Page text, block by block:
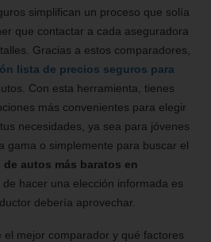
simplifican un proceso que solía
que contactar a cada aseguradora
Gracias a estos comparadores,
lista de precios seguros para
Con esta herramienta, tienes
más convenientes para elegir
necesidades, ya sea para jóvenes
gama o simplemente para buscar el
autos más baratos en
de hacer una elección informada es
debería aprovechar.
el mejor comparador y qué factores